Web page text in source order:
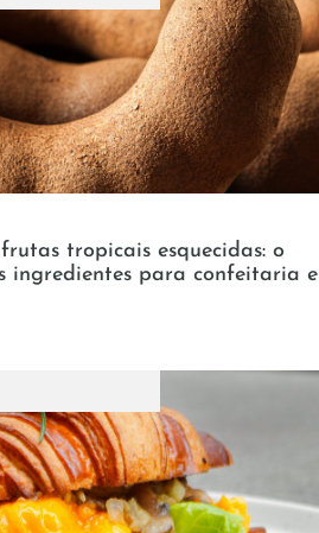
tropicais esquecidas: o
ingredientes para confeitaria e